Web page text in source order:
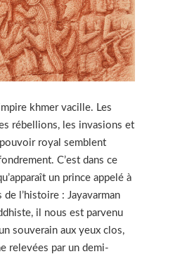
khmer vacille. Les
rébellions, les invasions et
pouvoir royal semblent
C’est dans ce
un prince appelé à
l’histoire : Jayavarman
il nous est parvenu
souverain aux yeux clos,
relevées par un demi-